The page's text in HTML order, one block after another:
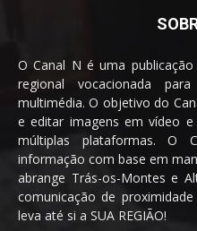
O Canal N é uma
regional vocacionada
multimédia. O objetivo do
e editar imagens em vídeo
múltiplas plataformas. O
informação com base em
abrange Trás-os-Montes e
comunicação de
leva até si a SUA REGIÃO!